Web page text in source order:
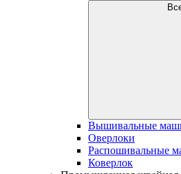
Вышивальные
Оверлоки
Распошивальные
Коверлок